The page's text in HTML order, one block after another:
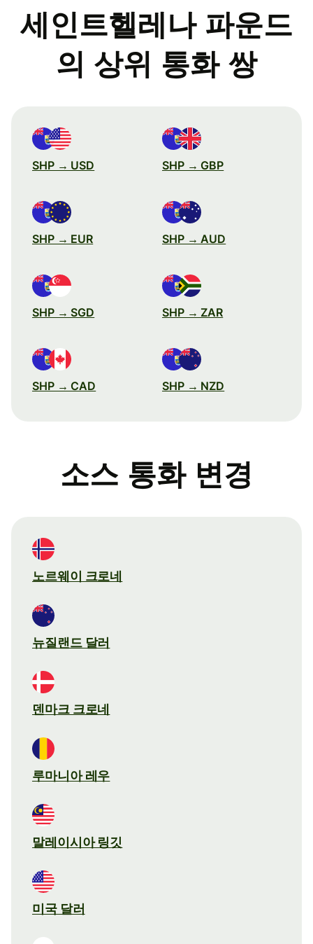
세인트헬레나 파운드
의 상위 통화 쌍
SHP → USD SHP → GBP
SHP → EUR SHP → AUD
SHP → SGD SHP → ZAR
SHP → CAD SHP → NZD
소스 통화 변경
노르웨이 크로네
뉴질랜드 달러
덴마크 크로네
루마니아 레우
말레이시아 링깃
미국 달러